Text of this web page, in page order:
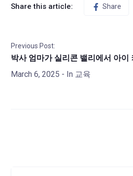
Share this article: Share
Previous Post:
박사 엄마가 실리콘 밸리에서 아이
March 6, 2025 - In 교육